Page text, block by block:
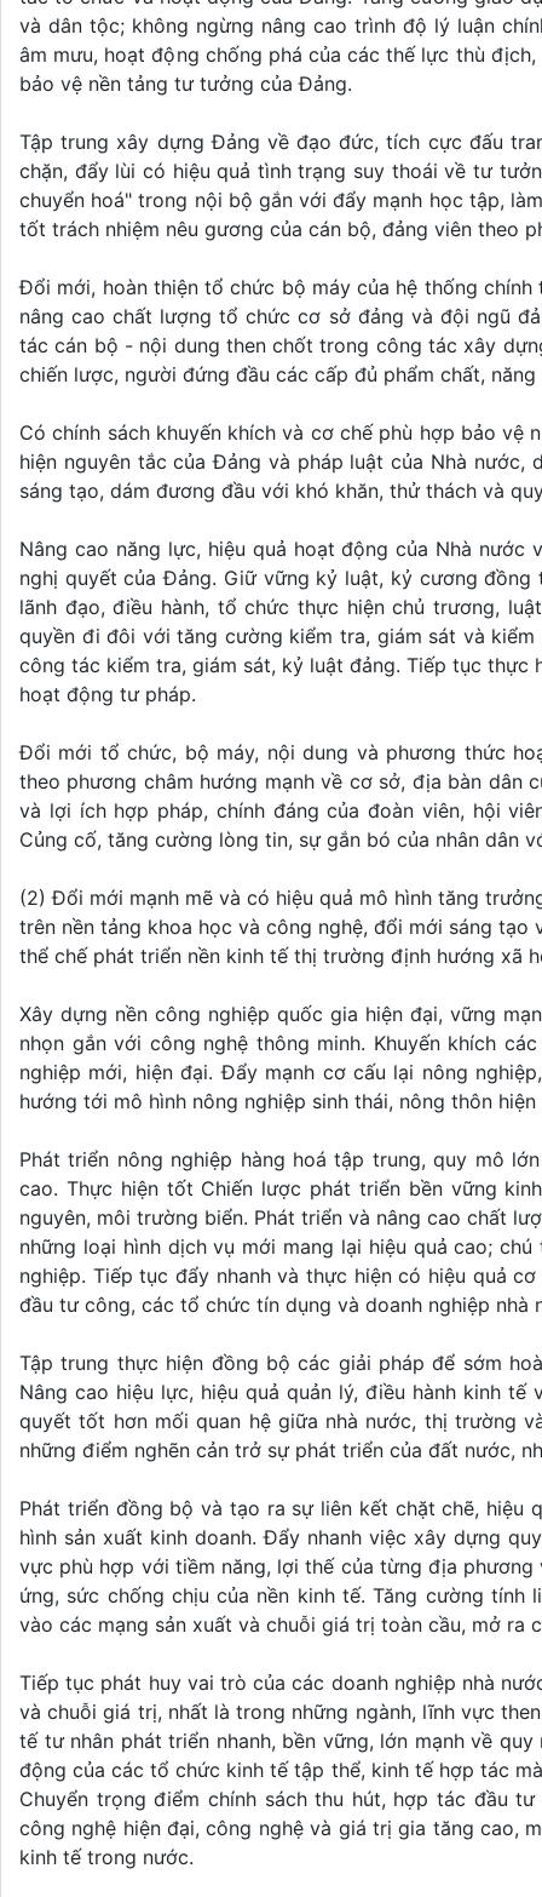
và dân tộc; không ngừng nâng cao trình độ lý luận
âm mưu, hoạt động chống phá của các thế lực thù
bảo vệ nền tảng tư tưởng của Đảng.
Tập trung xây dựng Đảng về đạo đức, tích cực đấu
chặn, đẩy lùi có hiệu quả tình trạng suy thoái về tư
chuyển hoá" trong nội bộ gắn với đẩy mạnh học tập,
tốt trách nhiệm nêu gương của cán bộ, đảng viên theo
Đổi mới, hoàn thiện tổ chức bộ máy của hệ thống
nâng cao chất lượng tổ chức cơ sở đảng và đội ngũ
tác cán bộ - nội dung then chốt trong công tác xây
chiến lược, người đứng đầu các cấp đủ phẩm chất,
Có chính sách khuyến khích và cơ chế phù hợp bảo
hiện nguyên tắc của Đảng và pháp luật của Nhà nước,
sáng tạo, dám đương đầu với khó khăn, thử thách và
Nâng cao năng lực, hiệu quả hoạt động của Nhà
nghị quyết của Đảng. Giữ vững kỷ luật, kỷ cương
lãnh đạo, điều hành, tổ chức thực hiện chủ trương,
quyền đi đôi với tăng cường kiểm tra, giám sát và
công tác kiểm tra, giám sát, kỷ luật đảng. Tiếp tục thực
hoạt động tư pháp.
Đổi mới tổ chức, bộ máy, nội dung và phương thức
theo phương châm hướng mạnh về cơ sở, địa bàn dân
và lợi ích hợp pháp, chính đáng của đoàn viên, hội
Củng cố, tăng cường lòng tin, sự gắn bó của nhân dân
(2) Đổi mới mạnh mẽ và có hiệu quả mô hình tăng
trên nền tảng khoa học và công nghệ, đổi mới sáng
thể chế phát triển nền kinh tế thị trường định hướng xã
Xây dựng nền công nghiệp quốc gia hiện đại, vững
nhọn gắn với công nghệ thông minh. Khuyến khích
nghiệp mới, hiện đại. Đẩy mạnh cơ cấu lại nông
hướng tới mô hình nông nghiệp sinh thái, nông thôn
Phát triển nông nghiệp hàng hoá tập trung, quy mô
cao. Thực hiện tốt Chiến lược phát triển bền vững
nguyên, môi trường biển. Phát triển và nâng cao chất
những loại hình dịch vụ mới mang lại hiệu quả cao;
nghiệp. Tiếp tục đẩy nhanh và thực hiện có hiệu quả
đầu tư công, các tổ chức tín dụng và doanh nghiệp nhà
Tập trung thực hiện đồng bộ các giải pháp để sớm
Nâng cao hiệu lực, hiệu quả quản lý, điều hành kinh
quyết tốt hơn mối quan hệ giữa nhà nước, thị trường
những điểm nghẽn cản trở sự phát triển của đất nước,
Phát triển đồng bộ và tạo ra sự liên kết chặt chẽ, hiệu
hình sản xuất kinh doanh. Đẩy nhanh việc xây dựng
vực phù hợp với tiềm năng, lợi thế của từng địa
ứng, sức chống chịu của nền kinh tế. Tăng cường
vào các mạng sản xuất và chuỗi giá trị toàn cầu, mở ra
Tiếp tục phát huy vai trò của các doanh nghiệp nhà
và chuỗi giá trị, nhất là trong những ngành, lĩnh vực
tế tư nhân phát triển nhanh, bền vững, lớn mạnh về
động của các tổ chức kinh tế tập thể, kinh tế hợp tác
Chuyển trọng điểm chính sách thu hút, hợp tác đầu
công nghệ hiện đại, công nghệ và giá trị gia tăng cao,
kinh tế trong nước.